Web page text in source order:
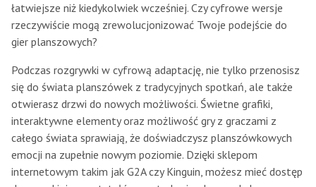
łatwiejsze niż kiedykolwiek wcześniej. Czy cyfrowe wersje
rzeczywiście mogą zrewolucjonizować Twoje podejście do
gier planszowych?
Podczas rozgrywki w cyfrową adaptację, nie tylko przenosisz
się do świata planszówek z tradycyjnych spotkań, ale także
otwierasz drzwi do nowych możliwości. Świetne grafiki,
interaktywne elementy oraz możliwość gry z graczami z
całego świata sprawiają, że doświadczysz planszówkowych
emocji na zupełnie nowym poziomie. Dzięki sklepom
internetowym takim jak G2A czy Kinguin, możesz mieć dostęp